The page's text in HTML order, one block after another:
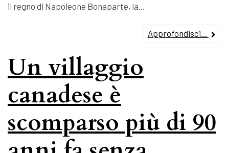
il regno di Napoleone Bonaparte, la…
Approfondisci...
Un villaggio
canadese è
scomparso più di 90